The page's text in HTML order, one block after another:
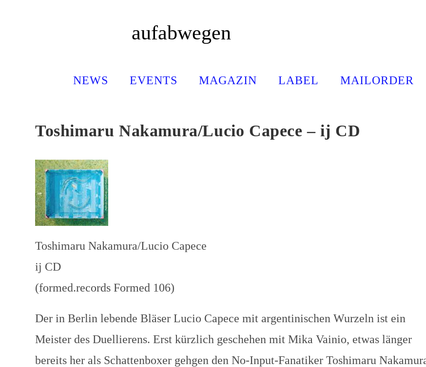
aufabwegen
NEWS EVENTS MAGAZIN LABEL MAILORDER
Toshimaru Nakamura/Lucio Capece – ij CD
Toshimaru Nakamura/Lucio Capece
ij CD
(formed.records Formed 106)
Der in Berlin lebende Bläser Lucio Capece mit argentinischen Wurzeln ist ein
Meister des Duellierens. Erst kürzlich geschehen mit Mika Vainio, etwas länger
bereits her als Schattenboxer gehgen den No-Input-Fanatiker Toshimaru